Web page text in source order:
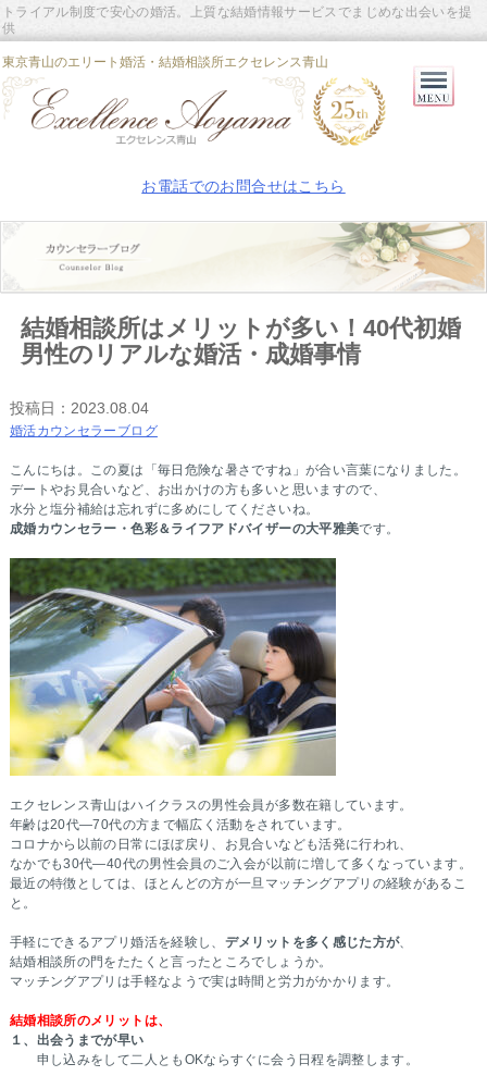
東京青山のエリート婚活・結婚相談所エクセレンス青山
トライアル制度で安心の婚活。上質な結婚情報サービスでまじめな出会いを提
供
お電話でのお問合せはこちら
結婚相談所はメリットが多い！40代初婚
男性のリアルな婚活・成婚事情
投稿日： 2023.08.04
婚活カウンセラーブログ
こんにちは。この夏は「毎日危険な暑さですね」が合い言葉になりました。
デートやお見合いなど、お出かけの方も多いと思いますので、
水分と塩分補給は忘れずに多めにしてくださいね。
成婚カウンセラー・色彩＆ライフアドバイザーの大平雅美です。
エクセレンス青山はハイクラスの男性会員が多数在籍しています。
年齢は20代―70代の方まで幅広く活動をされています。
コロナから以前の日常にほぼ戻り、お見合いなども活発に行われ、
なかでも30代―40代の男性会員のご入会が以前に増して多くなっています。
最近の特徴としては、ほとんどの方が一旦マッチングアプリの経験があるこ
と。
手軽にできるアプリ婚活を経験し、 デメリットを多く感じた方が、
結婚相談所の門をたたくと言ったところでしょうか。
マッチングアプリは手軽なようで実は時間と労力がかかります。
結婚相談所のメリットは、
１、出会うまでが早い
申し込みをして二人ともOKならすぐに会う日程を調整します。